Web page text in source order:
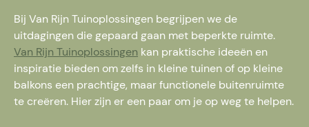
Bij Van Rijn Tuinoplossingen begrijpen we de
uitdagingen die gepaard gaan met beperkte ruimte.
Van Rijn Tuinoplossingen kan praktische ideeën en
inspiratie bieden om zelfs in kleine tuinen of op kleine
balkons een prachtige, maar functionele buitenruimte
te creëren. Hier zijn er een paar om je op weg te helpen.